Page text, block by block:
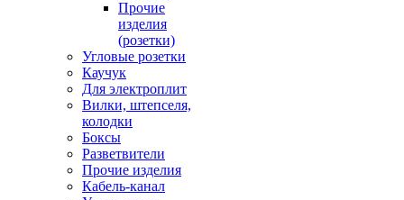
Прочие
изделия
(розетки)
Угловые розетки
Каучук
Для электроплит
Вилки, штепселя,
колодки
Боксы
Разветвители
Прочие изделия
Кабель-канал